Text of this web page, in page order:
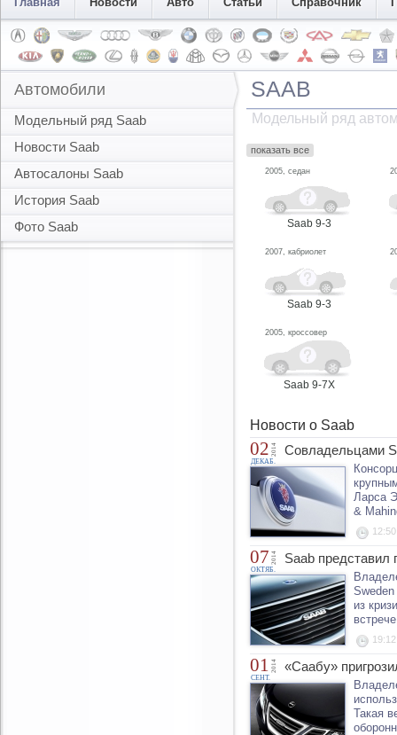
Автомобили
Модельный ряд Saab
Новости Saab
Автосалоны Saab
История Saab
Фото Saab
SAAB
Модельный ряд
показать все
2005, седан
Saab 9-3
2007, кабриолет
Saab 9-3
2005, кроссовер
Saab 9-7X
Новости о Saab
02
ДЕКАБ.
2014 Совладельцами
Ларса
&
12:50
07
ОКТЯБ.
2014 Saab представил
из
19:12
01
СЕНТ.
2014 «Саабу»
Такая